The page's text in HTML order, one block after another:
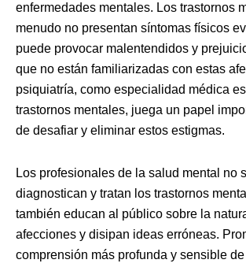
enfermedades mentales. Los trastornos
menudo no presentan síntomas físicos
puede provocar malentendidos y
que no están familiarizadas con estas
psiquiatría, como especialidad médica
trastornos mentales, juega un papel
de desafiar y eliminar estos estigmas.
Los profesionales de la salud mental no
diagnostican y tratan los trastornos
también educan al público sobre la
afecciones y disipan ideas erróneas.
comprensión más profunda y sensible